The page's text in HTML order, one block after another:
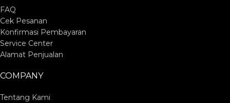
FAQ
Cek Pesanan
Konfirmasi Pembayaran
Service Center
Alamat Penjualan
COMPANY
Tentang Kami